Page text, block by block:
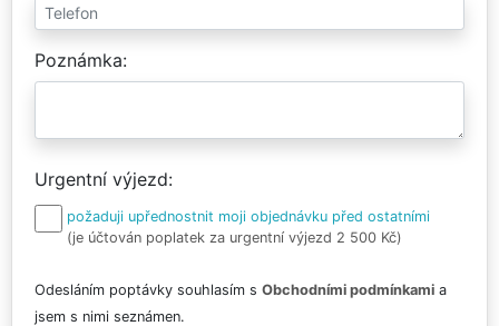
Poznámka
Urgentní výjezd
požaduji upřednostnit moji objednávku před ostatními
(je účtován poplatek za urgentní výjezd 2 500 Kč)
Odesláním poptávky souhlasím s Obchodními podmínkami a
jsem s nimi seznámen.